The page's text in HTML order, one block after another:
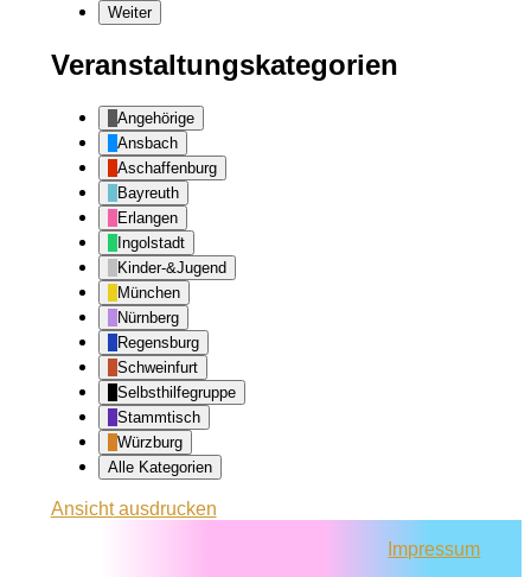
Weiter
Veranstaltungskategorien
Angehörige
Ansbach
Aschaffenburg
Bayreuth
Erlangen
Ingolstadt
Kinder-&Jugend
München
Nürnberg
Regensburg
Schweinfurt
Selbsthilfegruppe
Stammtisch
Würzburg
Alle Kategorien
Ansichtausdrucken
Impressum